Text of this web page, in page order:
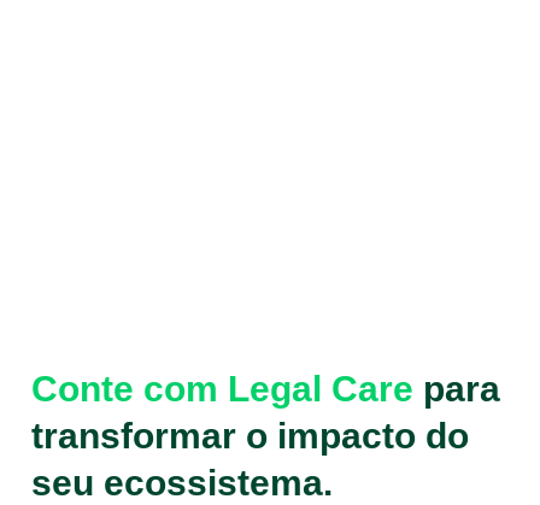
Conte com Legal Care para
transformar o impacto do
seu ecossistema.